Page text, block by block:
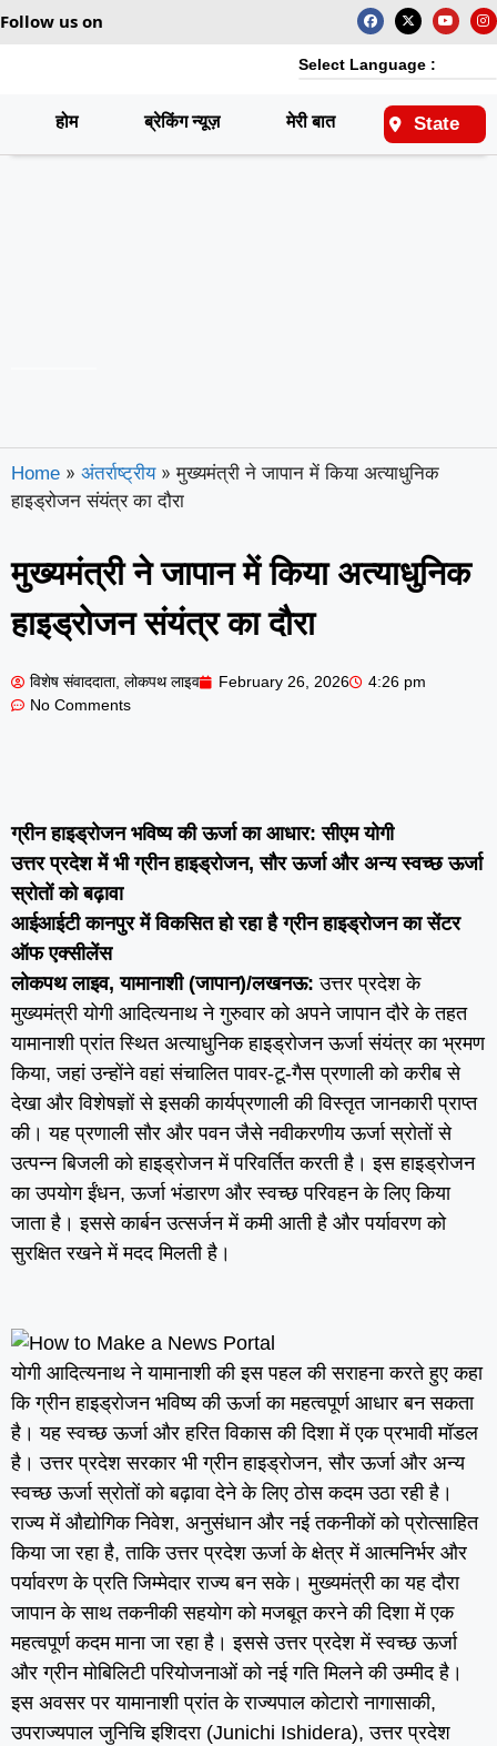
Follow us on
Select Language :
होम ब्रेकिंग न्यूज़ मेरी बात राष्ट्रीय
State
Home » अंतर्राष्ट्रीय » मुख्यमंत्री ने जापान में किया अत्याधुनिक
हाइड्रोजन संयंत्र का दौरा
मुख्यमंत्री ने जापान में किया अत्याधुनिक
हाइड्रोजन संयंत्र का दौरा
विशेष संवाददाता, लोकपथ लाइव February 26, 2026
4:26 pm
No Comments
ग्रीन हाइड्रोजन भविष्य की ऊर्जा का आधार: सीएम योगी
उत्तर प्रदेश में भी ग्रीन हाइड्रोजन, सौर ऊर्जा और अन्य स्वच्छ ऊर्जा
स्रोतों को बढ़ावा
आईआईटी कानपुर में विकसित हो रहा है ग्रीन हाइड्रोजन का सेंटर
ऑफ एक्सीलेंस
लोकपथ लाइव, यामानाशी (जापान)/लखनऊ: उत्तर प्रदेश के
मुख्यमंत्री योगी आदित्यनाथ ने गुरुवार को अपने जापान दौरे के तहत
यामानाशी प्रांत स्थित अत्याधुनिक हाइड्रोजन ऊर्जा संयंत्र का भ्रमण
किया, जहां उन्होंने वहां संचालित पावर-टू-गैस प्रणाली को करीब से
देखा और विशेषज्ञों से इसकी कार्यप्रणाली की विस्तृत जानकारी प्राप्त
की। यह प्रणाली सौर और पवन जैसे नवीकरणीय ऊर्जा स्रोतों से
उत्पन्न बिजली को हाइड्रोजन में परिवर्तित करती है। इस हाइड्रोजन
का उपयोग ईंधन, ऊर्जा भंडारण और स्वच्छ परिवहन के लिए किया
जाता है। इससे कार्बन उत्सर्जन में कमी आती है और पर्यावरण को
सुरक्षित रखने में मदद मिलती है।
योगी आदित्यनाथ ने यामानाशी की इस पहल की सराहना करते हुए कहा
कि ग्रीन हाइड्रोजन भविष्य की ऊर्जा का महत्वपूर्ण आधार बन सकता
है। यह स्वच्छ ऊर्जा और हरित विकास की दिशा में एक प्रभावी मॉडल
है। उत्तर प्रदेश सरकार भी ग्रीन हाइड्रोजन, सौर ऊर्जा और अन्य
स्वच्छ ऊर्जा स्रोतों को बढ़ावा देने के लिए ठोस कदम उठा रही है।
राज्य में औद्योगिक निवेश, अनुसंधान और नई तकनीकों को प्रोत्साहित
किया जा रहा है, ताकि उत्तर प्रदेश ऊर्जा के क्षेत्र में आत्मनिर्भर और
पर्यावरण के प्रति जिम्मेदार राज्य बन सके। मुख्यमंत्री का यह दौरा
जापान के साथ तकनीकी सहयोग को मजबूत करने की दिशा में एक
महत्वपूर्ण कदम माना जा रहा है। इससे उत्तर प्रदेश में स्वच्छ ऊर्जा
और ग्रीन मोबिलिटी परियोजनाओं को नई गति मिलने की उम्मीद है।
इस अवसर पर यामानाशी प्रांत के राज्यपाल कोटारो नागासाकी,
उपराज्यपाल जुनिचि इशिदरा (Junichi Ishidera), उत्तर प्रदेश